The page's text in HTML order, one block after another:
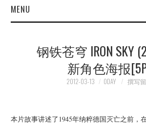
MENU
映像快讯
钢铁苍穹 IRON SKY
新角色海报
2012-03-13 0DAY 撰写
本片故事讲述了1945年纳粹德国灭亡之前，